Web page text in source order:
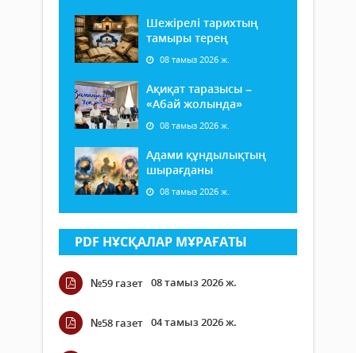
Шежірелі тарихтың
тамыры терең
08 тамыз 2026 ж.
Ақиқат таразысы –
«Абай жолында»
08 тамыз 2026 ж.
Адами құндылықтың
шырағданы
08 тамыз 2026 ж.
PDF НҰСҚАЛАР МҰРАҒАТЫ
№59 газет 08 тамыз 2026 ж.
№58 газет 04 тамыз 2026 ж.